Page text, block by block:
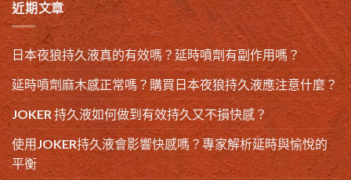
近期文章
日本夜狼持久液真的有效嗎？延時噴劑有副作用嗎？
延時噴劑麻木感正常嗎？購買日本夜狼持久液應注意什麼？
JOKER 持久液如何做到有效持久又不損快感？
使用JOKER持久液會影響快感嗎？專家解析延時與愉悅的
平衡